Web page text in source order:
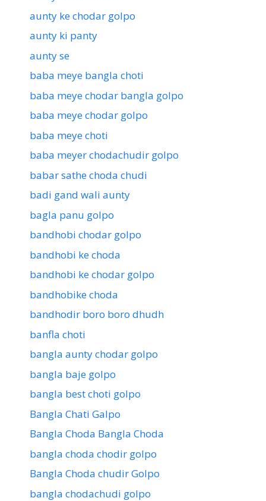
aunty ke chodar golpo
aunty ki panty
aunty se
baba meye bangla choti
baba meye chodar bangla golpo
baba meye chodar golpo
baba meye choti
baba meyer chodachudir golpo
babar sathe choda chudi
badi gand wali aunty
bagla panu golpo
bandhobi chodar golpo
bandhobi ke choda
bandhobi ke chodar golpo
bandhobike choda
bandhodir boro boro dhudh
banfla choti
bangla aunty chodar golpo
bangla baje golpo
bangla best choti golpo
Bangla Chati Galpo
Bangla Choda Bangla Choda
bangla choda chodir golpo
Bangla Choda chudir Golpo
bangla chodachudi golpo